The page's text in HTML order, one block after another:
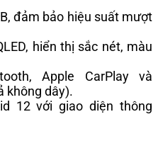
đảm bảo hiệu suất mượt
hiển thị sắc nét, màu
Apple CarPlay và
không dây).
12 với giao diện thông